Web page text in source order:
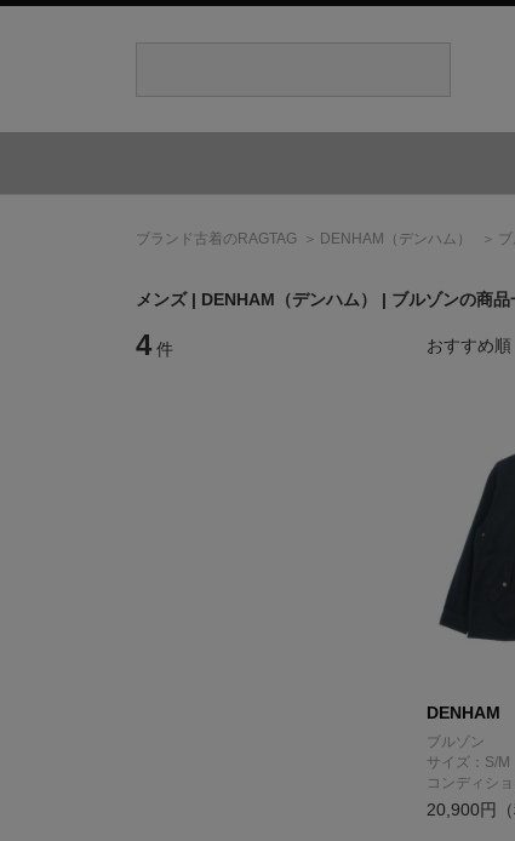
ブランド古着のRAGTAG DENHAM （デンハム）
メンズ | DENHAM （デンハム） | ブルゾンの商品
4 件 おすすめ順
DENHAM
ブルゾン
サイズ：S/M
コンディシ
20,900円（